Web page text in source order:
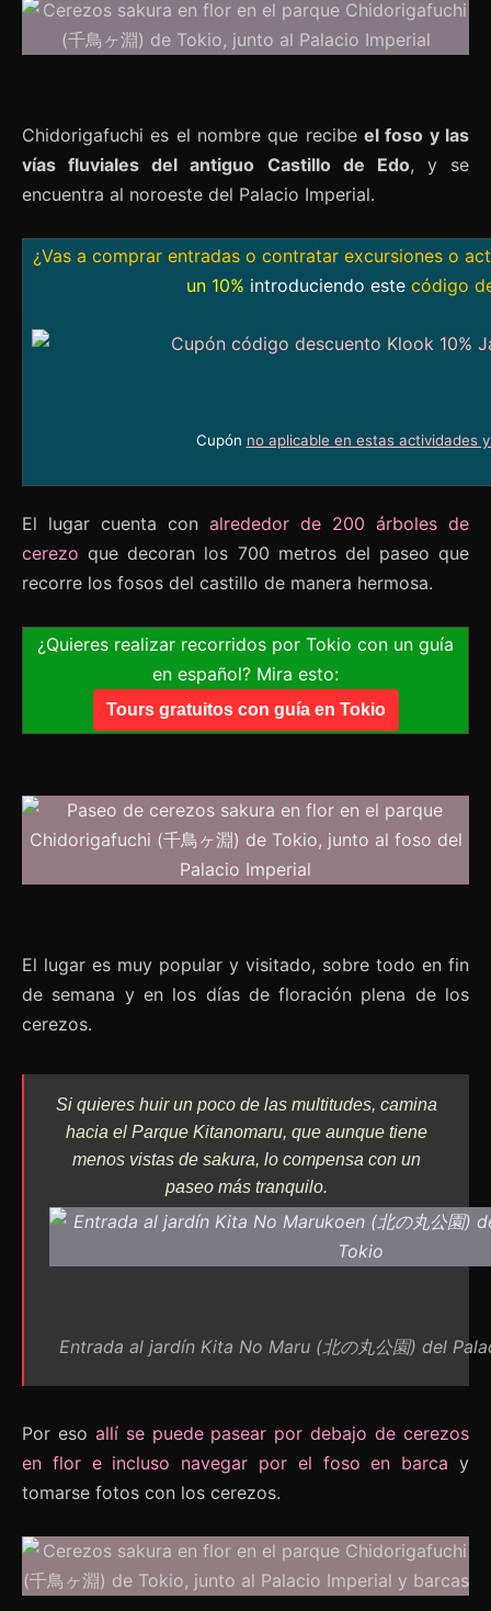
Chidorigafuchi es el nombre que recibe el foso y las
vías fluviales del antiguo Castillo de Edo, y se
encuentra al noroeste del Palacio Imperial.
¿Vas a comprar entradas o contratar excursiones o
un 10% introduciendo este código
Cupón no aplicable en estas actividades
El lugar cuenta con alrededor de 200 árboles de
cerezo que decoran los 700 metros del paseo que
recorre los fosos del castillo de manera hermosa.
¿Quieres realizar recorridos por Tokio con un guía
en español? Mira esto:
Tours gratuitos con guía en Tokio
El lugar es muy popular y visitado, sobre todo en fin
de semana y en los días de floración plena de los
cerezos.
Si quieres huir un poco de las multitudes, camina
hacia el Parque Kitanomaru, que aunque tiene
menos vistas de sakura, lo compensa con un
paseo más tranquilo.
Entrada al jardín Kita No Maru (北の丸公園) del
Por eso allí se puede pasear por debajo de cerezos
en flor e incluso navegar por el foso en barca y
tomarse fotos con los cerezos.